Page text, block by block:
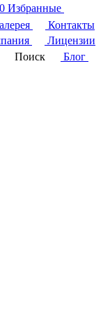
0 Избранные
Контакты
Лицензии
Поиск
Блог